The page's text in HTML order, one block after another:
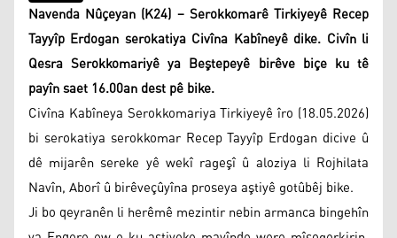
Navenda Nûçeyan (K24) – Serokkomarê Tirkiyeyê Recep
Tayyîp Erdogan serokatiya Civîna Kabîneyê dike. Civîn li
Qesra Serokkomariyê ya Beştepeyê birêve biçe ku tê
payîn saet 16.00an dest pê bike.
Civîna Kabîneya Serokkomariya Tirkiyeyê îro (18.05.2026)
bi serokatiya serokkomar Recep Tayyîp Erdogan dicive û
dê mijarên sereke yê wekî rageşî û aloziya li Rojhilata
Navîn, Aborî û birêveçûyîna proseya aştiyê gotûbêj bike.
Ji bo qeyranên li herêmê mezintir nebin armanca bingehîn